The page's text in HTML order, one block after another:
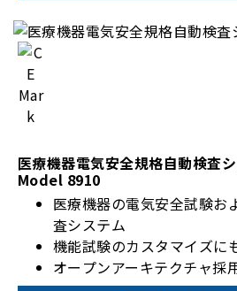
落下するインダクタを排除
医療機器電気安全規格自動検査
Model 8910
医療機器の電気安全試験お
査システム
機能試験のカスタマイズに
オープンアーキテクチャ採